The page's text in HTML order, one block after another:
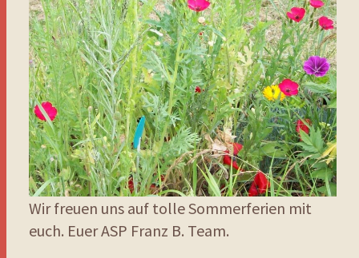
Wir freuen uns auf tolle Sommerferien mit
euch. Euer ASP Franz B. Team.